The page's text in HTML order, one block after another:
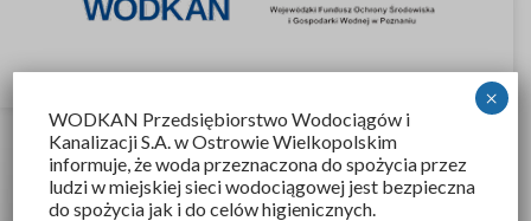
WODKAN Przedsiębiorstwo Wodociągów i
Kanalizacji S.A. w Ostrowie Wielkopolskim
informuje, że woda przeznaczona do spożycia przez
ludzi w miejskiej sieci wodociągowej jest bezpieczna
do spożycia jak i do celów higienicznych.
×